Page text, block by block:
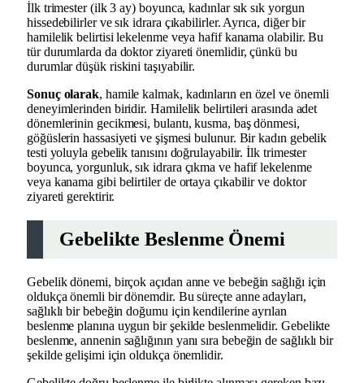
İlk trimester (ilk 3 ay) boyunca, kadınlar sık sık yorgun
hissedebilirler ve sık idrara çıkabilirler. Ayrıca, diğer bir
hamilelik belirtisi lekelenme veya hafif kanama olabilir. Bu
tür durumlarda da doktor ziyareti önemlidir, çünkü bu
durumlar düşük riskini taşıyabilir.
Sonuç olarak, hamile kalmak, kadınların en özel ve önemli
deneyimlerinden biridir. Hamilelik belirtileri arasında adet
dönemlerinin gecikmesi, bulantı, kusma, baş dönmesi,
göğüslerin hassasiyeti ve şişmesi bulunur. Bir kadın gebelik
testi yoluyla gebelik tanısını doğrulayabilir. İlk trimester
boyunca, yorgunluk, sık idrara çıkma ve hafif lekelenme
veya kanama gibi belirtiler de ortaya çıkabilir ve doktor
ziyareti gerektirir.
Gebelikte Beslenme Önemi
Gebelik dönemi, birçok açıdan anne ve bebeğin sağlığı için
oldukça önemli bir dönemdir. Bu süreçte anne adayları,
sağlıklı bir bebeğin doğumu için kendilerine ayrılan
beslenme planına uygun bir şekilde beslenmelidir. Gebelikte
beslenme, annenin sağlığının yanı sıra bebeğin de sağlıklı bir
şekilde gelişimi için oldukça önemlidir.